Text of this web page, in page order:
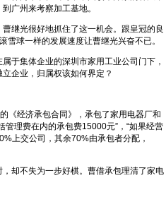
广州来考察加工基地。
继光很好地抓住了这一机会。跟皇冠的良
球一样的发展速度让曹继光兴奋不已。
集体企业的深圳市家用工业公司门下，
企业，归属权该如何界定？
经济承包合同》，承包了家用电器厂和
理费在内的承包费15000元”，“如果经营
上交公司，其余70%由承包者分配，
却不失为一步好棋。曹借承包理清了家电